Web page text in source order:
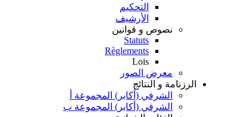
التحكيم
الأرشيف
نصوص و قوانين
Statuts
Règlements
Lois
معرض الصور
الرزنامة و النتائج
الشرفي (أكابر) المجموعة أ
الشرفي (أكابر) المجموعة ب